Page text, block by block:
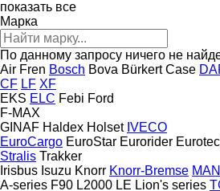
показать все
Марка
По данному запросу ничего не
Air Fren Bosch Bova Bürkert Case
CF LF XF
EKS ELC Febi Ford
F-MAX
GINAF Haldex Holset IVECO
EuroCargo EuroStar Eurorider
Stralis Trakker
Irisbus Isuzu Knorr Knorr-Bremse MAN
A-series F90 L2000 LE Lion's series